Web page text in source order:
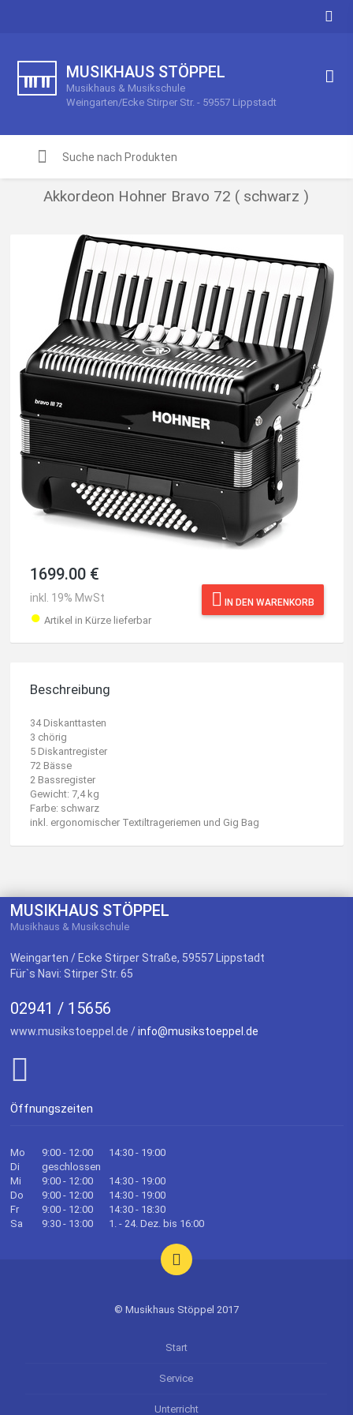
MUSIKHAUS STÖPPEL
Musikhaus & Musikschule
Weingarten/Ecke Stirper Str. - 59557 Lippstadt
Akkordeon Hohner Bravo 72 ( schwarz )
1699.00 €
inkl. 19% MwSt
● Artikel in Kürze lieferbar
IN DEN WARENKORB
Beschreibung
34 Diskanttasten
3 chörig
5 Diskantregister
72 Bässe
2 Bassregister
Gewicht: 7,4 kg
Farbe: schwarz
inkl. ergonomischer Textiltrageriemen und Gig Bag
MUSIKHAUS STÖPPEL
Musikhaus & Musikschule
Weingarten / Ecke Stirper Straße, 59557 Lippstadt
Für`s Navi: Stirper Str. 65
02941 / 15656
www.musikstoeppel.de /info@musikstoeppel.de
Öffnungszeiten
Mo 9:00 - 12:00
14:30 - 19:00
Di
geschlossen
Mi
9:00 - 12:00
14:30 - 19:00
Do
9:00 - 12:00
14:30 - 19:00
Fr
9:00 - 12:00
14:30 - 18:30
Sa
9:30 - 13:00 1. - 24. Dez. bis 16:00
© Musikhaus Stöppel 2017
Start
Service
Unterricht